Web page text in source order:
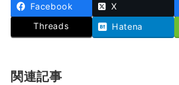
Facebook X
Threads
Hatena
関連記事